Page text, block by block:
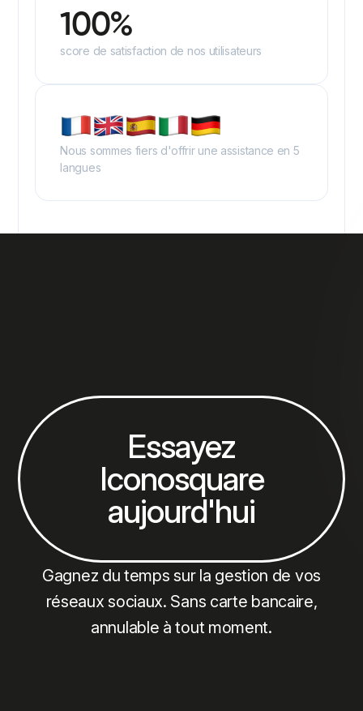
100%
score de satisfaction de nos utilisateurs
Nous sommes fiers d'offrir une assistance en 5
langues
Essayez
Iconosquare
aujourd'hui
Gagnez du temps sur la gestion de vos
réseaux sociaux. Sans carte bancaire,
annulable à tout moment.